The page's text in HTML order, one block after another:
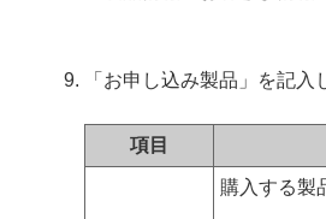
「お申し込み製品」を記入
項目
購入する製